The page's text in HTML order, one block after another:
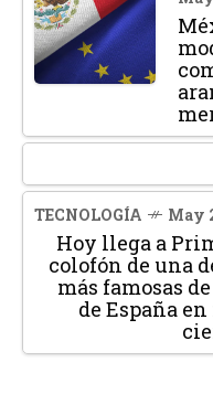
TECNOLOGÍA May
Hoy llega a
colofón de una
más famosas
de España